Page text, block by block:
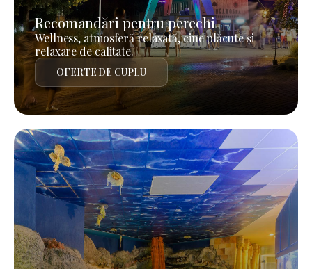
Recomandări pentru perechi
Wellness, atmosferă relaxată, cine plăcute și
relaxare de calitate.
OFERTE DE CUPLU